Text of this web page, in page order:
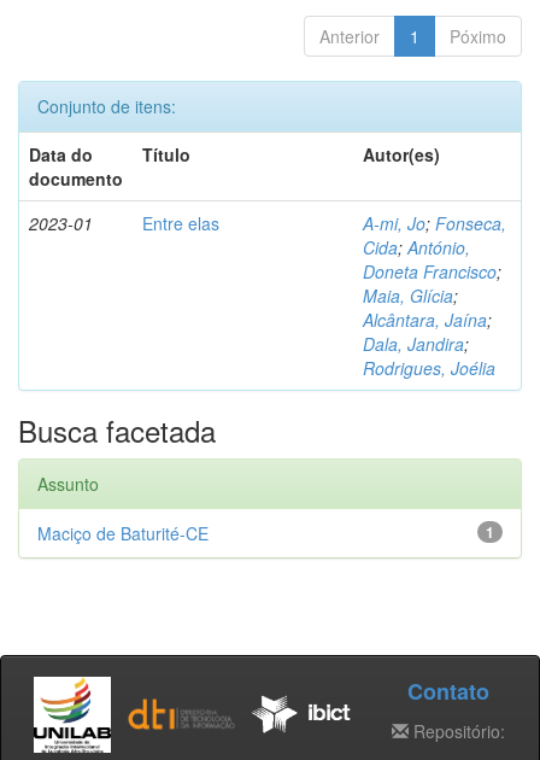
Anterior 1 Póximo
Conjunto de itens:
Data do
documento
Título Autor(es)
2023-01 Entre elas A-mi, Jo; Fonseca,
Cida;António,
Doneta Francisco;
Maia, Glícia;
Alcântara, Jaína;
Dala, Jandira;
Rodrigues, Joélia
Busca facetada
Assunto
1
Maciço de Baturité-CE
Contato
Repositório: